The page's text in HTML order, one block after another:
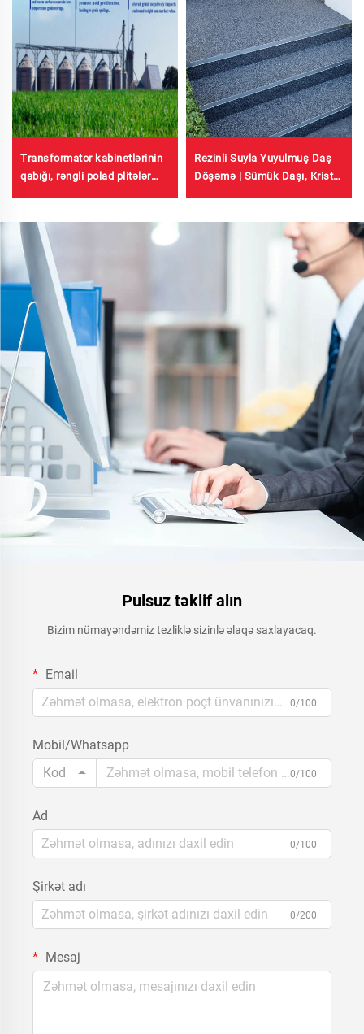
Transformator kabinetlərinin
qabığı, rəngli polad plitələr
tankı üçün radiativ soyutma
boyaları
Rezinli Suyla Yuyulmuş Daş
Döşəmə | Sümük Daşı, Kristal
Pulsuz təklif alın
Bizim nümayəndəmiz tezliklə sizinlə əlaqə saxlayacaq.
Email
0/100
Mobil/Whatsapp
Kod
0/100
Ad
0/100
Şirkət adı
0/200
Mesaj